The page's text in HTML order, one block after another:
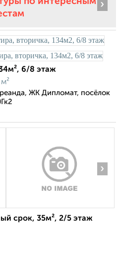
›
6/8 этаж
м²
ЖК Дипломат, посёлок
›
срок, 35м², 2/5 этаж